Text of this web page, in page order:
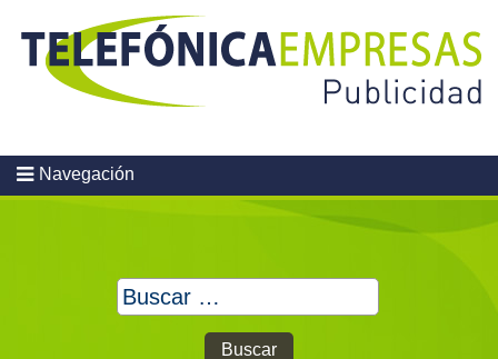
content
Navegación
Buscar: